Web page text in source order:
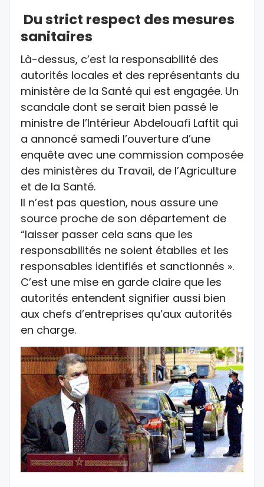
Du strict respect des mesures
sanitaires
Là-dessus, c’est la responsabilité des
autorités locales et des représentants du
ministère de la Santé qui est engagée. Un
scandale dont se serait bien passé le
ministre de l’Intérieur Abdelouafi Laftit qui
a annoncé samedi l’ouverture d’une
enquête avec une commission composée
des ministères du Travail, de l’Agriculture
et de la Santé.
Il n’est pas question, nous assure une
source proche de son département de
“laisser passer cela sans que les
responsabilités ne soient établies et les
responsables identifiés et sanctionnés ».
C’est une mise en garde claire que les
autorités entendent signifier aussi bien
aux chefs d’entreprises qu’aux autorités
en charge.